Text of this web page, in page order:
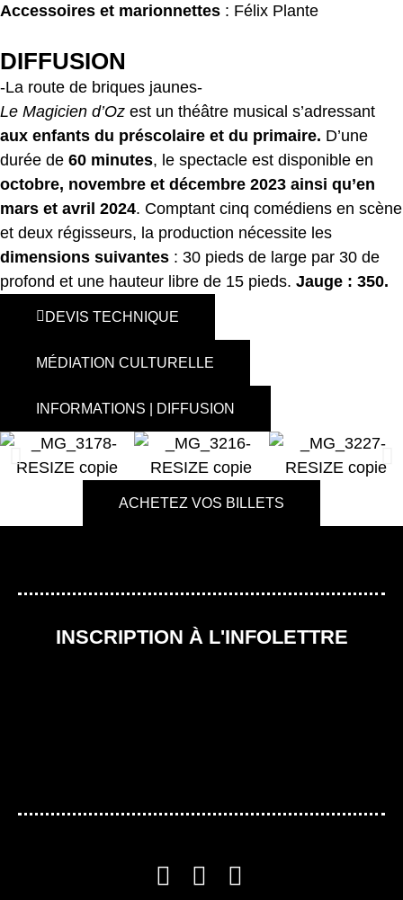
Accessoires et marionnettes : Félix Plante
DIFFUSION
-La route de briques jaunes-
Le Magicien d’Oz est un théâtre musical s’adressant
aux enfants du préscolaire et du primaire. D’une
durée de 60 minutes, le spectacle est disponible en
octobre, novembre et décembre 2023 ainsi qu’en
mars et avril 2024. Comptant cinq comédiens en scène
et deux régisseurs, la production nécessite les
dimensions suivantes : 30 pieds de large par 30 de
profond et une hauteur libre de 15 pieds. Jauge : 350.
DEVIS TECHNIQUE
MÉDIATION CULTURELLE
INFORMATIONS | DIFFUSION
ACHETEZ VOS BILLETS
INSCRIPTION À L'INFOLETTRE